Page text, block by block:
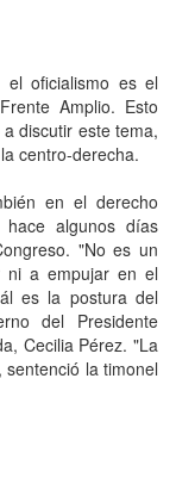
oficialismo es el
Amplio. Esto
discutir este tema,
centro-derecha.
en el derecho
algunos días
"No es un
ni a empujar en el
es la postura del
del Presidente
Cecilia Pérez. "La
la timonel